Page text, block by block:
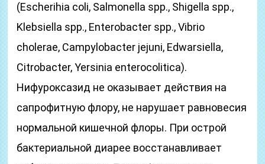
(Escherihia coli, Salmonella spp., Shigella spp.,
Klebsiella spp., Enterobacter spp., Vibrio
cholerae, Campylobacter jejuni, Edwarsiella,
Citrobacter, Yersinia enterocolitica).
Нифуроксазид не оказывает действия на
сапрофитную флору, не нарушает равновесия
нормальной кишечной флоры. При острой
бактериальной диарее восстанавливает